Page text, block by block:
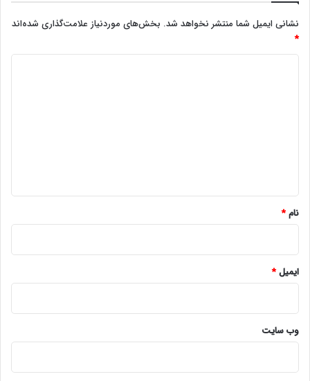
نشانی ایمیل شما منتشر نخواهد شد. بخش‌های موردنیاز علامت‌گذاری شده‌اند
*
نام*
ایمیل*
وب‌ سایت